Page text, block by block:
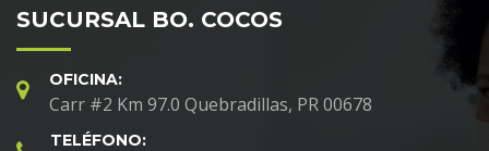
SUCURSAL BO. COCOS
OFICINA:
Carr #2 Km 97.0 Quebradillas, PR 00678
TELÉFONO: